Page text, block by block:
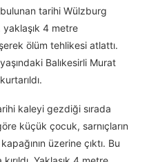
tarihi Wülzburg
yaklaşık 4 metre
ölüm tehlikesi atlattı.
Balıkesirli Murat
kaleyi gezdiği sırada
küçük çocuk, sarnıçların
üzerine çıktı. Bu